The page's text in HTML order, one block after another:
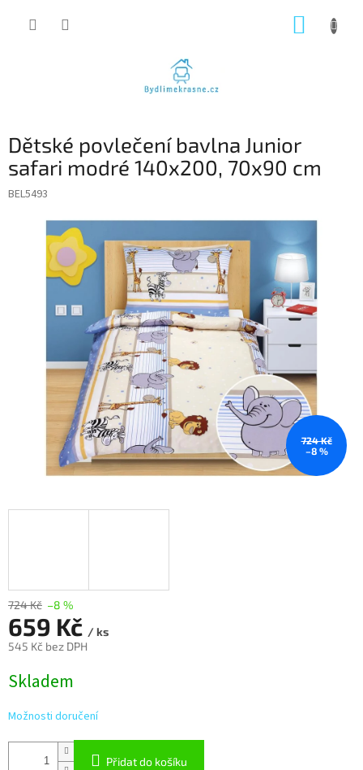
Dětské povlečení bavlna Junior
safari modré 140x200, 70x90 cm
BEL5493
724 Kč
–8 %
724 Kč –8 %
659 Kč / ks
545 Kč bez DPH
cena:
Skladem
Možnosti doručení
Přidat do košíku